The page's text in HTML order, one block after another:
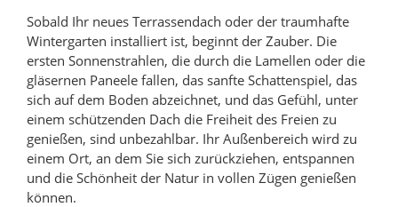
Sobald Ihr neues Terrassendach oder der traumhafte
Wintergarten installiert ist, beginnt der Zauber. Die
ersten Sonnenstrahlen, die durch die Lamellen oder die
gläsernen Paneele fallen, das sanfte Schattenspiel, das
sich auf dem Boden abzeichnet, und das Gefühl, unter
einem schützenden Dach die Freiheit des Freien zu
genießen, sind unbezahlbar. Ihr Außenbereich wird zu
einem Ort, an dem Sie sich zurückziehen, entspannen
und die Schönheit der Natur in vollen Zügen genießen
können.